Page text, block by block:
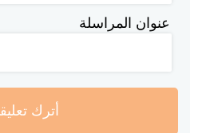
عنوان المراسلة
أترك